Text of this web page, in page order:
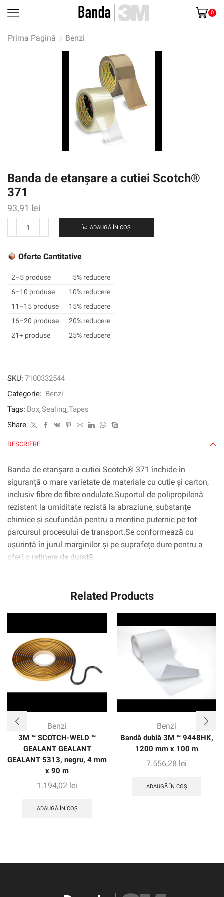
0
Prima Pagină Benzi
Banda de etanșare a cutiei Scotch®
371
93,91 lei
Cantitate
de
a
cutiei
Scotch®
371
ADAUGĂ ÎN COȘ
Oferte Cantitative
2–5 produse
5% reducere
6–10 produse
10% reducere
11–15 produse
15% reducere
16–20 produse
20% reducere
21+ produse
25% reducere
SKU: 7100332544
Categorie: Benzi
Tags: Box,Sealing,Tapes
Share:
DESCRIERE
Banda de etanșare a cutiei Scotch® 371 închide în
siguranță o mare varietate de materiale cu cutie și carton,
inclusiv fibre de fibre ondulate.Suportul de polipropilenă
rezistent la umiditate rezistă la abraziune, substanțe
chimice și scufundări pentru a menține puternic pe tot
parcursul procesului de transport.Se conformează cu
ușurință în jurul marginilor și pe suprafețe dure pentru a
oferi o reținere de durată.
Related Products
Benzi
3M ™ SCOTCH-WELD ™
GEALANT GEALANT
GEALANT 5313, negru, 4 mm
x 90 m
1.194,02 lei
ADAUGĂ ÎN COȘ
Benzi
Bandă dublă 3M ™ 9448HK,
1200 mm x 100 m
7.556,28 lei
ADAUGĂ ÎN COȘ